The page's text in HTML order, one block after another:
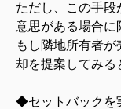
ただし、この手
意思がある場合に
もし隣地所有者
却を提案してみる
◆セットバックを